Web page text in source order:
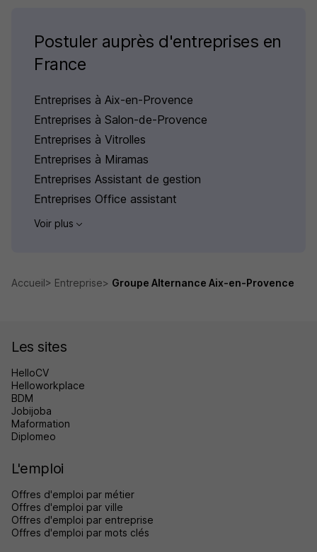
Postuler auprès d'entreprises en
France
Entreprises à Aix-en-Provence
Entreprises à Salon-de-Provence
Entreprises à Vitrolles
Entreprises à Miramas
Entreprises Assistant de gestion
Entreprises Office assistant
Voir plus
Accueil Entreprise Groupe Alternance Aix-en-Provence
Les sites
HelloCV
Helloworkplace
BDM
Jobijoba
Maformation
Diplomeo
L'emploi
Offres d'emploi par métier
Offres d'emploi par ville
Offres d'emploi par entreprise
Offres d'emploi par mots clés